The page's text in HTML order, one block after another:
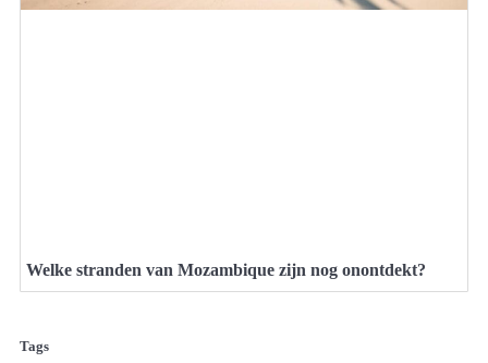
Welke stranden van Mozambique zijn nog onontdekt?
Tags